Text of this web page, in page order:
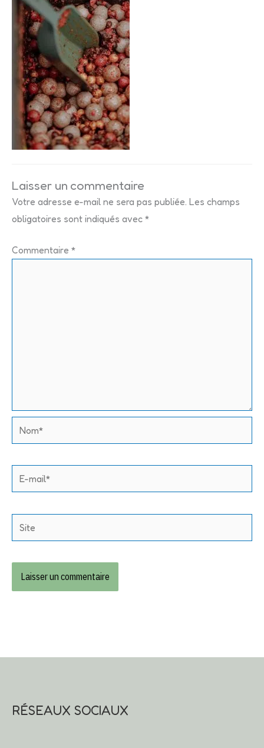
Laisser un commentaire
Votre adresse e-mail ne sera pas publiée. Les champs
obligatoires sont indiqués avec *
Commentaire *
Nom*
E-
mail*
Site
RÉSEAUX SOCIAUX